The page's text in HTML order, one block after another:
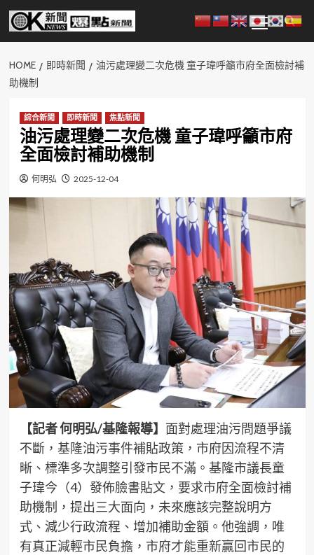
Skip
content
Menu
HOME 即時新聞
油污處理變二次危機 童子瑋呼籲市府全面檢討補
助機制
綜合新聞 即時新聞 焦點新聞
油污處理變二次危機 童子瑋呼籲市府
全面檢討補助機制
何明弘 2025-12-04
【記者 何明弘/基隆報導】 面對處理油污問題爭議
不斷，基隆油污事件補貼政策，市府因流程不清
晰、標準多次調整引發市民不滿。基隆市議長童
子瑋今（4）發佈臉書貼文，要求市府全面檢討補
助機制，提出三大面向，未來應該完整說明方
式、減少行政流程、增加補助金額。他強調，唯
有真正減輕市民負擔，市府才能重新贏回市民的